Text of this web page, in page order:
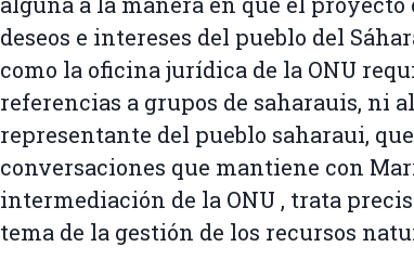
deseos e intereses del pueblo del
como la oficina jurídica de la ONU
referencias a grupos de saharauis, ni
representante del pueblo saharaui,
conversaciones que mantiene con
intermediación de la ONU , trata
tema de la gestión de los recursos